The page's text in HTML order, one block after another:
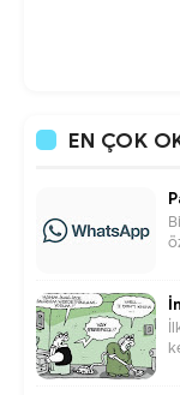
EN ÇOK